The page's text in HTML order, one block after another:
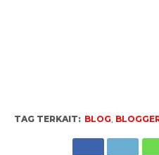
TAG TERKAIT: BLOG